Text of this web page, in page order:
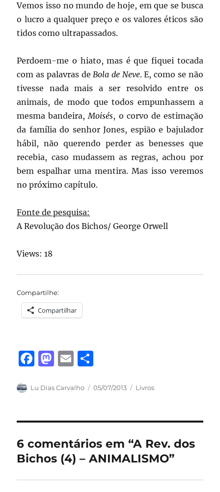
Vemos isso no mundo de hoje, em que se busca
o lucro a qualquer preço e os valores éticos são
tidos como ultrapassados.
Perdoem-me o hiato, mas é que fiquei tocada
com as palavras deBola de Neve. E, como se não
tivesse nada mais a ser resolvido entre os
animais, de modo que todos empunhassem a
mesma bandeira,Moisés, o corvo de estimação
da família do senhor Jones, espião e bajulador
hábil, não querendo perder as benesses que
recebia, caso mudassem as regras, achou por
bem espalhar uma mentira. Mas isso veremos
no próximo capítulo.
Fonte de pesquisa:
A Revolução dos Bichos/ George Orwell
Views: 18
Compartilhe:
Compartilhar
F
c
b
o
o
k
M
st
d
o
n
E
ai a
Autor
Lu Dias Carvalho
Publicado
05/07/2013 Categorias
Livros
6 comentários em “A Rev. dos
Bichos (4) – ANIMALISMO”